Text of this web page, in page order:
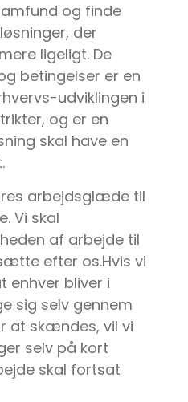
og finde
der
ligeligt. De
betingelser er en
udviklingen i
og er en
skal have en
arbejdsglæde til
Vi skal
af arbejde til
efter os.Hvis vi
enhver bliver i
sig selv gennem
at skændes, vil vi
selv på kort
skal fortsat